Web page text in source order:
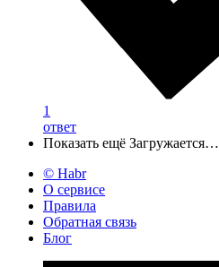
1
ответ
Показать ещё Загружается…
© Habr
О сервисе
Правила
Обратная связь
Блог